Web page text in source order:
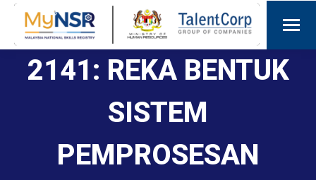
2141: REKA BENTUK
SISTEM
PEMPROSESAN